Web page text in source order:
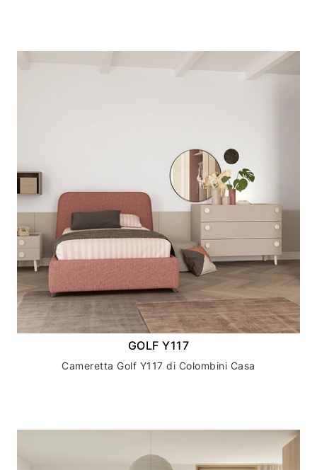
GOLF Y117
Cameretta Golf Y117 di Colombini Casa